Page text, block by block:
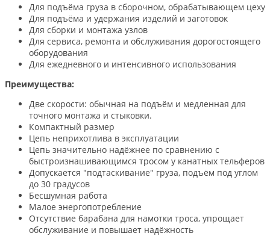
Для подъёма груза в сборочном, обрабатывающем цеху
Для подъёма и удержания изделий и заготовок
Для сборки и монтажа узлов
Для сервиса, ремонта и обслуживания дорогостоящего
оборудования
Для ежедневного и интенсивного использования
Преимущества:
Две скорости: обычная на подъём и медленная для
точного монтажа и стыковки.
Компактный размер
Цепь неприхотлива в эксплуатации
Цепь значительно надёжнее по сравнению с
быстроизнашивающимся тросом у канатных тельферов
Допускается "подтаскивание" груза, подъём под углом
до 30 градусов
Бесшумная работа
Малое энергопотребление
Отсутствие барабана для намотки троса, упрощает
обслуживание и повышает надёжность